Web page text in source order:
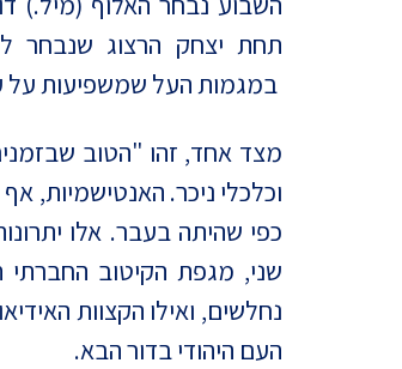
מדד
אנטישמיות
דת ומדינה
המזרח התיכון
חרבות ברזל
תחת יצחק הרצוג שנבחר
במגמות העל שמשפיעות על
מצד אחד, זהו "הטוב
וכלכלי ניכר. האנטישמיות,
כפי שהיתה בעבר. אלו
שני, מגפת הקיטוב החברתי
נחלשים, ואילו הקצוות
העם היהודי בדור הבא.